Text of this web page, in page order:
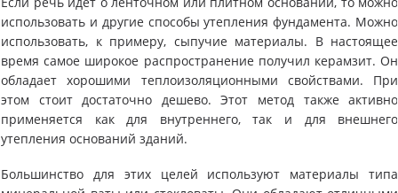
использовать и другие способы утепления фундамента. Можно
использовать, к примеру, сыпучие материалы. В настоящее
время самое широкое распространение получил керамзит. Он
обладает хорошими теплоизоляционными свойствами. При
этом стоит достаточно дешево. Этот метод также активно
применяется как для внутреннего, так и для внешнего
утепления оснований зданий.
Большинство для этих целей используют материалы типа